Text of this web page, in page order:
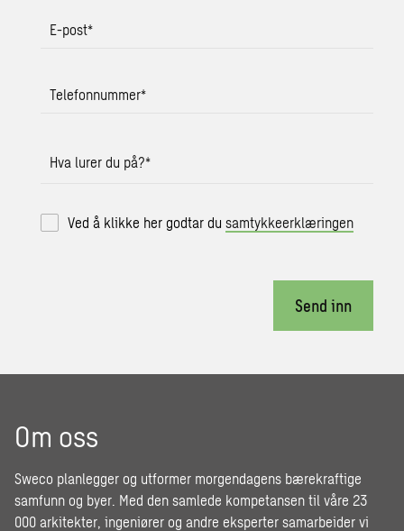
E-post*
Telefonnummer*
Hva lurer du på?*
Ved å klikke her godtar dusamtykkeerklæringen
Send inn
Om oss
Sweco planlegger og utformer morgendagens bærekraftige
samfunn og byer. Med den samlede kompetansen til våre 23
000 arkitekter, ingeniører og andre eksperter samarbeider vi